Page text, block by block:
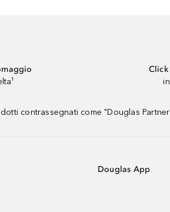
contrassegnati come "Douglas
Douglas App